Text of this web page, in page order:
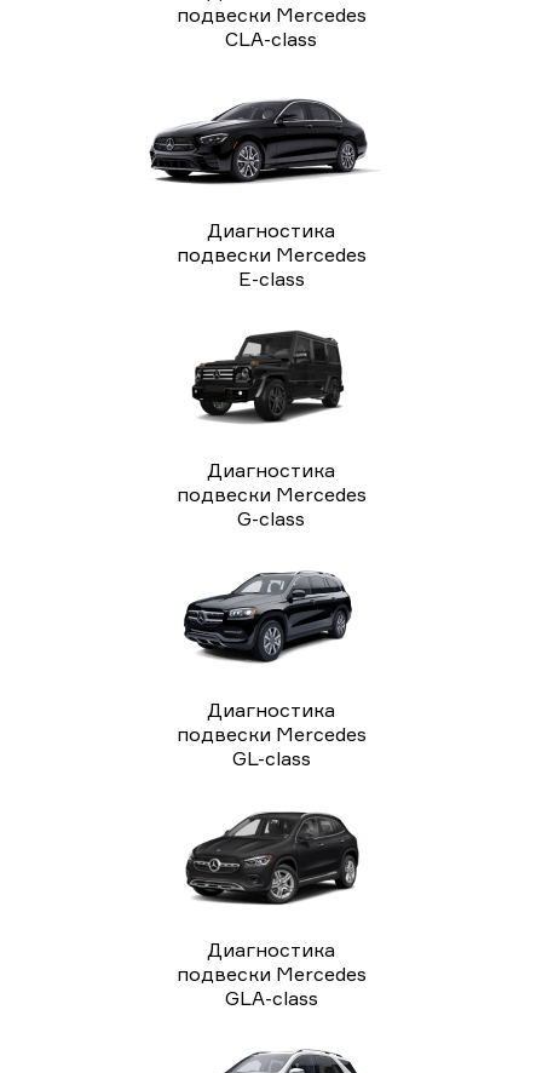
подвески Mercedes
CLA-class
Диагностика
подвески Mercedes
E-class
Диагностика
подвески Mercedes
G-class
Диагностика
подвески Mercedes
GL-class
Диагностика
подвески Mercedes
GLA-class